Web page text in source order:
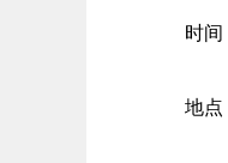
时间
地点